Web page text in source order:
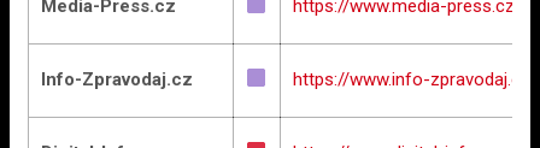
Media-Press.cz https://www.media-press.cz
Info-Zpravodaj.cz https://www.info-zpravodaj.cz